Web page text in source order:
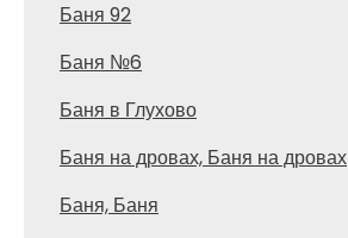
Баня 92
Баня №6
Баня в Глухово
Баня на дровах, Баня на дровах
Баня, Баня